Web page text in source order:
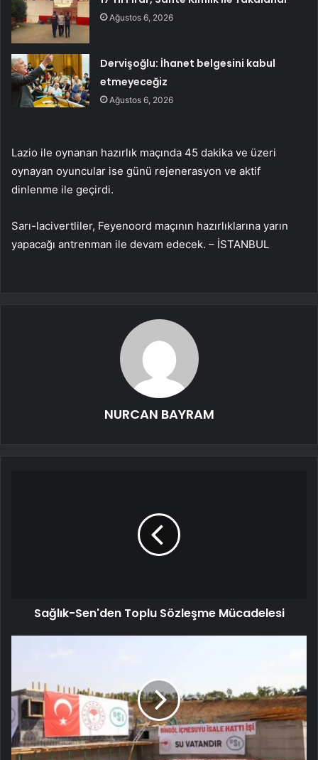
Ağustos 6, 2026
Dervişoğlu: İhanet belgesini kabul
etmeyeceğiz
Ağustos 6, 2026
Lazio ile oynanan hazırlık maçında 45 dakika ve üzeri
oynayan oyuncular ise günü rejenerasyon ve aktif
dinlenme ile geçirdi.
Sarı-lacivertliler, Feyenoord maçının hazırlıklarına yarın
yapacağı antrenman ile devam edecek. – İSTANBUL
NURCAN BAYRAM
Sağlık-Sen'den Toplu Sözleşme Mücadelesi